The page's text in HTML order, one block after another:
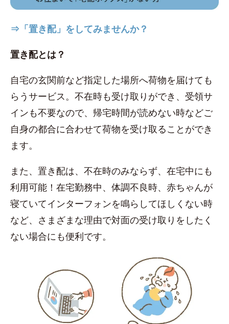
⇒「置き配」をしてみませんか？
置き配とは？
自宅の玄関前など指定した場所へ荷物を届けても
らうサービス。不在時も受け取りができ、受領サ
インも不要なので、帰宅時間が読めない時などご
自身の都合に合わせて荷物を受け取ることができ
ます。
また、置き配は、不在時のみならず、在宅中にも
利用可能！在宅勤務中、体調不良時、赤ちゃんが
寝ていてインターフォンを鳴らしてほしくない時
など、さまざまな理由で対面の受け取りをしたく
ない場合にも便利です。